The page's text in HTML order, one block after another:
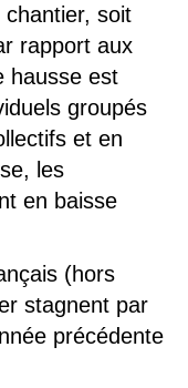
soit
rapport aux
hausse est
groupés
et en
les
en baisse
(hors
stagnent par
précédente